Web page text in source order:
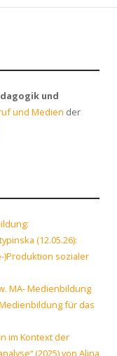
und
und Medien der
(12.05.26):
)Produktion sozialer
MA- Medienbildung
für das
im Kontext der
(2025) von Alina